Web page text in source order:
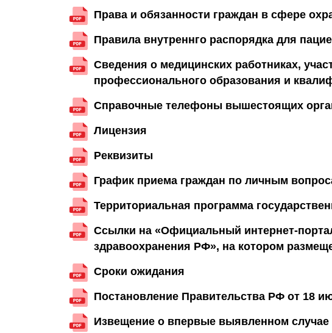
Права и обязанности граждан в сфере
Правила внутреннго распорядка для
Сведения о медицинских работниках,
профессионального образования и
Справочные телефоны вышестоящих
Лицензия
Реквизиты
График приема граждан по личным
Территориальная программа
Ссылки на «Официальный интернет-
здравоохранения РФ», на котором
Сроки ожидания
Постановление Правительства РФ от 18
Извещение о впервые выявленном случае